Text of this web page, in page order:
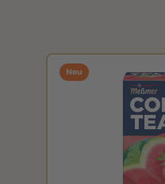
Neu